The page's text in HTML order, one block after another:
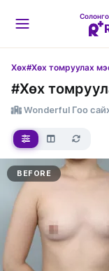
Хөх#Хөх томруулах
#Хөх
Wonderful Гоо
BEFORE